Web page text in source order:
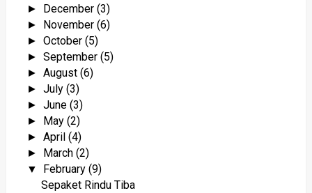
► December(3)
► November(6)
►October(5)
►September(5)
►August(6)
►July(3)
►June(3)
► May(2)
►April(4)
► March(2)
▼ February(9)
Sepaket Rindu Tiba